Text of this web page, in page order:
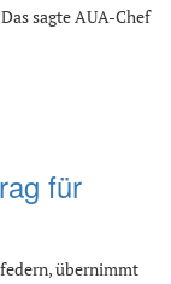
sagte AUA-Chef
für
übernimmt